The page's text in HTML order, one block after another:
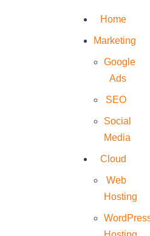
Home
Marketing
Google
Ads
SEO
Social
Media
Cloud
Web
Hosting